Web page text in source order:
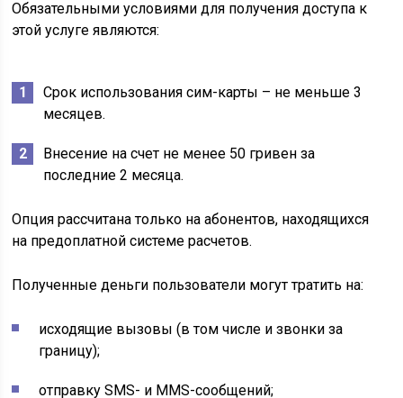
Обязательными условиями для получения доступа к
этой услуге являются:
Срок использования сим-карты – не меньше 3
месяцев.
Внесение на счет не менее 50 гривен за
последние 2 месяца.
Опция рассчитана только на абонентов, находящихся
на предоплатной системе расчетов.
Полученные деньги пользователи могут тратить на:
исходящие вызовы (в том числе и звонки за
границу);
отправку SMS- и ММS-сообщений;